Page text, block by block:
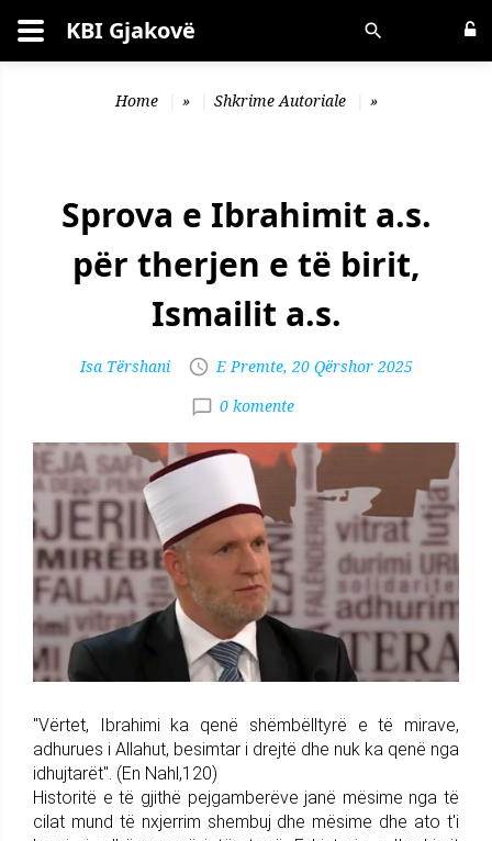
Kërko KBI Gjakovë
Home » Shkrime Autoriale »
Sprova e Ibrahimit a.s.
për therjen e të birit,
Ismailit a.s.
Isa Tërshani
E Premte, 20 Qërshor 2025
0 komente
"Vërtet, Ibrahimi ka qenë shëmbëlltyrë e të mirave,
adhurues i Allahut, besimtar i drejtë dhe nuk ka qenë nga
idhujtarët". (En Nahl,120)
Historitë e të gjithë pejgamberëve janë mësime nga të
cilat mund të nxjerrim shembuj dhe mësime dhe ato t'i